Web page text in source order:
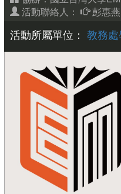
活動聯絡人：
彭惠
活動所屬單位： 教務